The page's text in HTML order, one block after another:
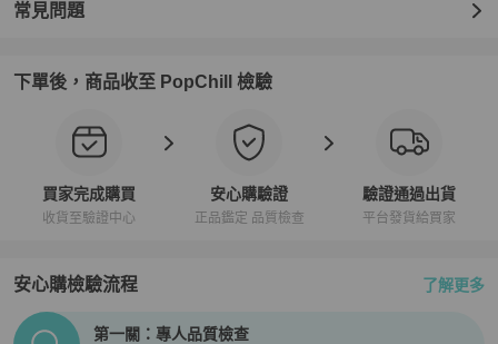
常見問題
下單後，商品收至 PopChill 檢驗
買家完成購買
收貨至驗證中心
安心購驗證
正品鑑定 品質檢查
驗證通過出貨
平台發貨給買家
安心購檢驗流程 了解更多
PopChill拍拍圈正品驗證、安心購檢驗流程介紹
第一關：專人品質檢查